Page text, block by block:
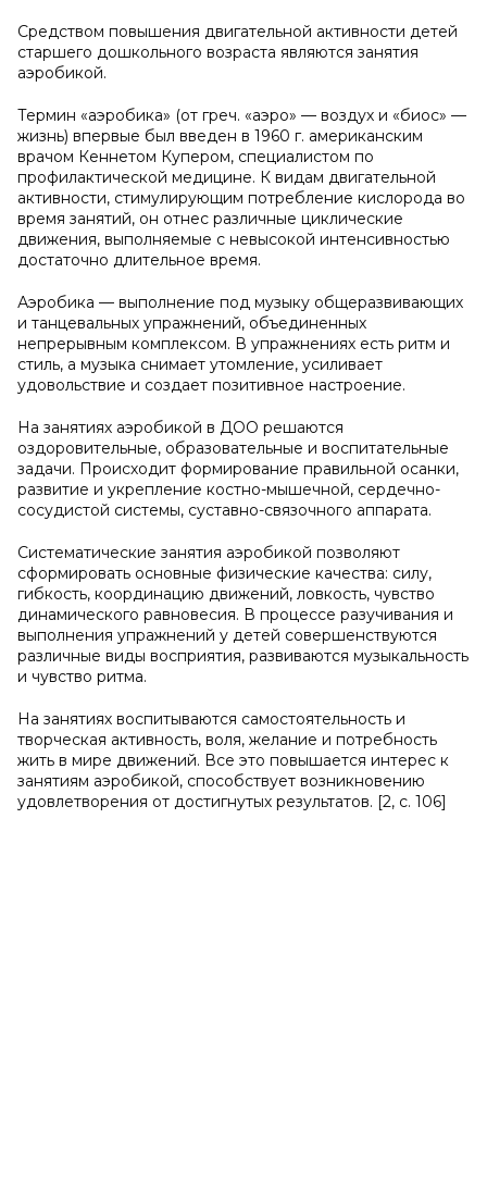
Средством повышения двигательной активности детей
старшего дошкольного возраста являются занятия
аэробикой.
Термин «аэробика» (от греч. «аэро» — воздух и «биос» —
жизнь) впервые был введен в 1960 г. американским
врачом Кеннетом Купером, специалистом по
профилактической медицине. К видам двигательной
активности, стимулирующим потребление кислорода во
время занятий, он отнес различные циклические
движения, выполняемые с невысокой интенсивностью
достаточно длительное время.
Аэробика — выполнение под музыку общеразвивающих
и танцевальных упражнений, объединенных
непрерывным комплексом. В упражнениях есть ритм и
стиль, а музыка снимает утомление, усиливает
удовольствие и создает позитивное настроение.
На занятиях аэробикой в ДОО решаются
оздоровительные, образовательные и воспитательные
задачи. Происходит формирование правильной осанки,
развитие и укрепление костно-мышечной, сердечно-
сосудистой системы, суставно-связочного аппарата.
Систематические занятия аэробикой позволяют
сформировать основные физические качества: силу,
гибкость, координацию движений, ловкость, чувство
динамического равновесия. В процессе разучивания и
выполнения упражнений у детей совершенствуются
различные виды восприятия, развиваются музыкальность
и чувство ритма.
На занятиях воспитываются самостоятельность и
творческая активность, воля, желание и потребность
жить в мире движений. Все это повышается интерес к
занятиям аэробикой, способствует возникновению
удовлетворения от достигнутых результатов. [2, с. 106]